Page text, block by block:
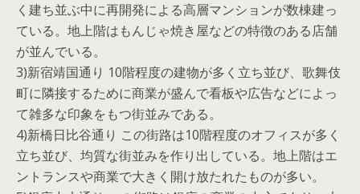
く建ち並ぶ中に再開発による高層マンションが数棟建っ
ている。地上階はもんじゃ焼き屋などの特徴のある店舗
が並んでいる。
3)新宿靖国通り 10階程度の建物が多く立ち並び、歌舞伎
町に隣接するために商業が盛んで看板や広告などによっ
て雑多な印象をもつ街並みである。
4)新橋日比谷通り この街路は10階程度のオフィスが多く
立ち並び、均質な街並みを作り出している。地上階はエ
ントランスや商業で大きく開け放たれたものが多い。